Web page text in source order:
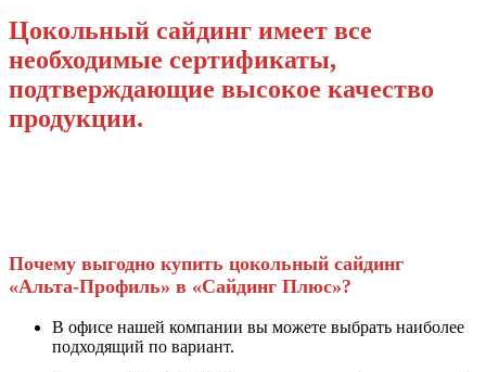
Цокольный сайдинг имеет все
необходимые сертификаты,
подтверждающие высокое качество
продукции.
Почему выгодно купить цокольный сайдинг
«Альта-Профиль» в «Сайдинг Плюс»?
В офисе нашей компании вы можете выбрать наиболее
подходящий по вариант.